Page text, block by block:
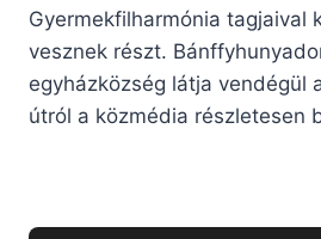
Gyermekfilharmónia tagjaival
vesznek részt.
egyházközség látja vendégül
útról a közmédia részletesen